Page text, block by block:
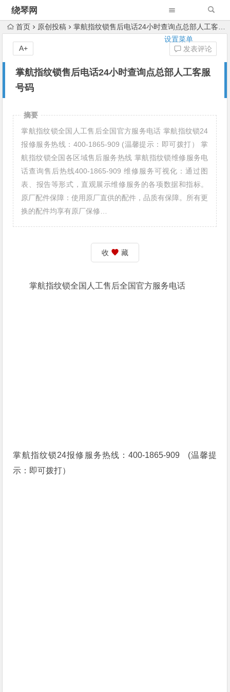
绕琴网
设置菜单
首页 原创投稿 掌航指纹锁售后电话24小时查询点总部人工客服号码
掌航指纹锁售后电话24小时查询点总部人工客服
号码
发表评论
A+
摘要
掌航指纹锁全国人工售后全国官方服务电话 掌航指纹锁24
报修服务热线：400-1865-909 (温馨提示：即可拨打） 掌
航指纹锁全国各区域售后服务热线 掌航指纹锁维修服务电
话查询售后热线400-1865-909 维修服务可视化：通过图
表、报告等形式，直观展示维修服务的各项数据和指标。
原厂配件保障：使用原厂直供的配件，品质有保障。所有更
换的配件均享有原厂保修…
收 藏
掌航指纹锁全国人工售后全国官方服务电话
掌航指纹锁24报修服务热线：400-1865-909 (温馨提
示：即可拨打）